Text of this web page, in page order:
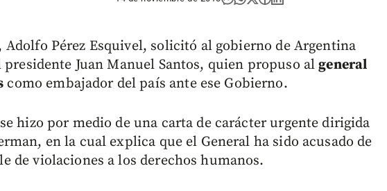
Adolfo Pérez Esquivel, solicitó al gobierno de Argentina
Juan Manuel Santos, quien propuso algeneral
como embajador del país ante ese Gobierno.
hizo por medio de una carta de carácter urgente dirigida
en la cual explica que el General ha sido acusado de
de violaciones a los derechos humanos.